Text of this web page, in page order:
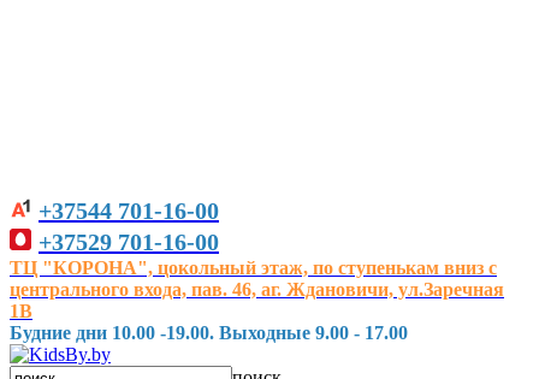
+37544 701-16-00
+37529 701-16-00
ТЦ "КОРОНА", цокольный этаж, по ступенькам вниз с
центрального входа, пав. 46, аг. Ждановичи, ул.Заречная
1В
Будние дни 10.00 -19.00. Выходные 9.00 - 17.00